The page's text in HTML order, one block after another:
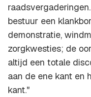
bestuur een
demonstratie,
zorgkwesties; de
altijd een totale
aan de ene kant en
kant."